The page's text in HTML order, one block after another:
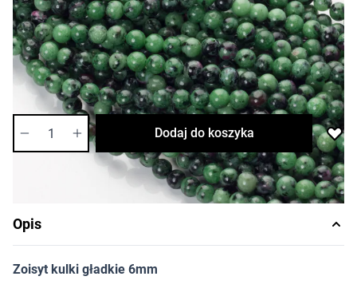
5,83 zł
Cena za opakowanie
Ilość w opakowaniu: 6 szt.
Dostępność:średnia
Dodaj do koszyka
Opis
Zoisyt kulki gładkie 6mm